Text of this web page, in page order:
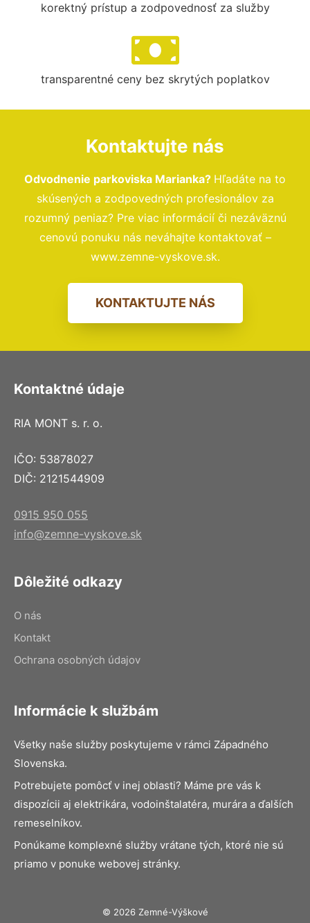
korektný prístup a zodpovednosť za služby
transparentné ceny bez skrytých poplatkov
Kontaktujte nás
Odvodnenie parkoviska Marianka? Hľadáte na to
skúsených a zodpovedných profesionálov za
rozumný peniaz? Pre viac informácií či nezáväznú
cenovú ponuku nás neváhajte kontaktovať –
www.zemne-vyskove.sk.
KONTAKTUJTE NÁS
Kontaktné údaje
RIA MONT s. r. o.
IČO: 53878027
DIČ: 2121544909
0915 950 055
info@zemne-vyskove.sk
Dôležité odkazy
O nás
Kontakt
Ochrana osobných údajov
Informácie k službám
Všetky naše služby poskytujeme v rámci Západného
Slovenska.
Potrebujete pomôcť v inej oblasti? Máme pre vás k
dispozícii aj elektrikára, vodoinštalatéra, murára a ďalších
remeselníkov.
Ponúkame komplexné služby vrátane tých, ktoré nie sú
priamo v ponuke webovej stránky.
© 2026 Zemné-Výškové